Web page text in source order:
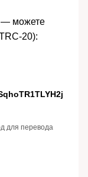
— можете
20):
для перевода